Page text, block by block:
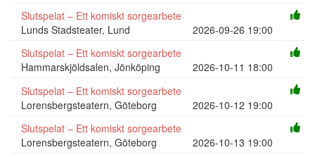
Slutspelat – Ett komiskt sorgearbete
Lunds Stadsteater, Lund
2026-09-26 19:00
Slutspelat – Ett komiskt sorgearbete
Hammarskjöldsalen, Jönköping
2026-10-11 18:00
Slutspelat – Ett komiskt sorgearbete
Lorensbergsteatern, Göteborg
2026-10-12 19:00
Slutspelat – Ett komiskt sorgearbete
Lorensbergsteatern, Göteborg
2026-10-13 19:00